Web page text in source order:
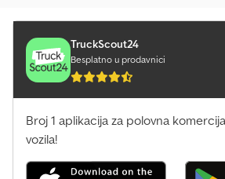
TruckScout24
Besplatno u prodavnici
Broj 1 aplikacija za polovna
vozila!